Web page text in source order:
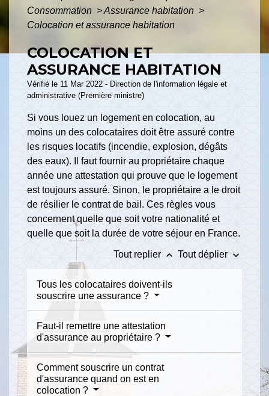
Consommation >Assurance habitation >
Colocation et assurance habitation
COLOCATION ET
ASSURANCE HABITATION
Vérifié le 11 Mar 2022 - Direction de l'information légale et
administrative (Première ministre)
Si vous louez un logement en colocation, au
moins un des colocataires doit être assuré contre
les risques locatifs (incendie, explosion, dégâts
des eaux). Il faut fournir au propriétaire chaque
année une attestation qui prouve que le logement
est toujours assuré. Sinon, le propriétaire a le droit
de résilier le contrat de bail. Ces règles vous
concernent quelle que soit votre nationalité et
quelle que soit la durée de votre séjour en France.
Tout replier keyboard_arrow_up Tout déplier keyboard_arrow_down
Tous les colocataires doivent-ils
souscrire une assurance ?
Faut-il remettre une attestation
d'assurance au propriétaire ?
Comment souscrire un contrat
d'assurance quand on est en
colocation ?